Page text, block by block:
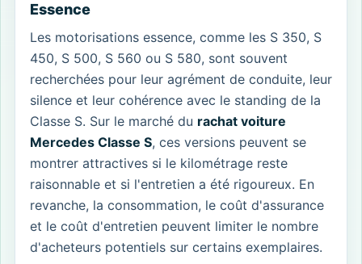
Essence
Les motorisations essence, comme les S 350, S
450, S 500, S 560 ou S 580, sont souvent
recherchées pour leur agrément de conduite, leur
silence et leur cohérence avec le standing de la
Classe S. Sur le marché du rachat voiture
Mercedes Classe S, ces versions peuvent se
montrer attractives si le kilométrage reste
raisonnable et si l'entretien a été rigoureux. En
revanche, la consommation, le coût d'assurance
et le coût d'entretien peuvent limiter le nombre
d'acheteurs potentiels sur certains exemplaires.